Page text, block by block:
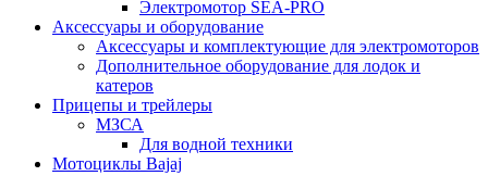
Электромотор SEA-PRO
Аксессуары и оборудование
Аксессуары и комплектующие для электромоторов
Дополнительное оборудование для лодок и
катеров
Прицепы и трейлеры
МЗСА
Для водной техники
Мотоциклы Bajaj